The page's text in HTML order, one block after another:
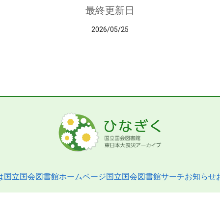
最終更新日
2026/05/25
国立国会図書館ホームページ国立国会図書館サーチお知らせ